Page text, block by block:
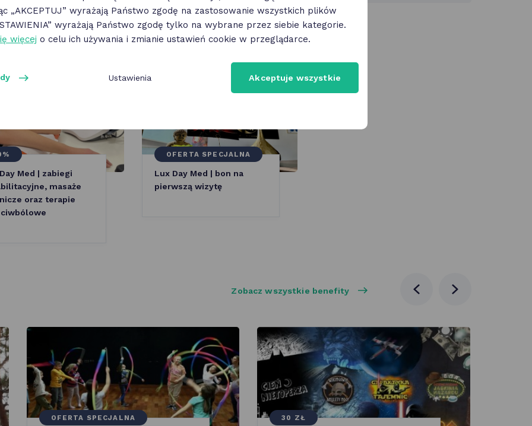
Med | zabiegi
masaże
oraz terapie
OFERTA SPECJALNA
Lux Day Med | bon na
pierwszą wizytę
Zobacz wszystkie benefity
poprzednianastępna
OFERTA SPECJALNA 30 ZŁ
„AKCEPTUJ” wyrażają Państwo zgodę na zastosowanie wszystkich plików
wyrażają Państwo zgodę tylko na wybrane przez siebie kategorie.
więcej o celu ich używania i zmianie ustawień cookie w przeglądarce.
Ustawienia Akceptuje wszystkie